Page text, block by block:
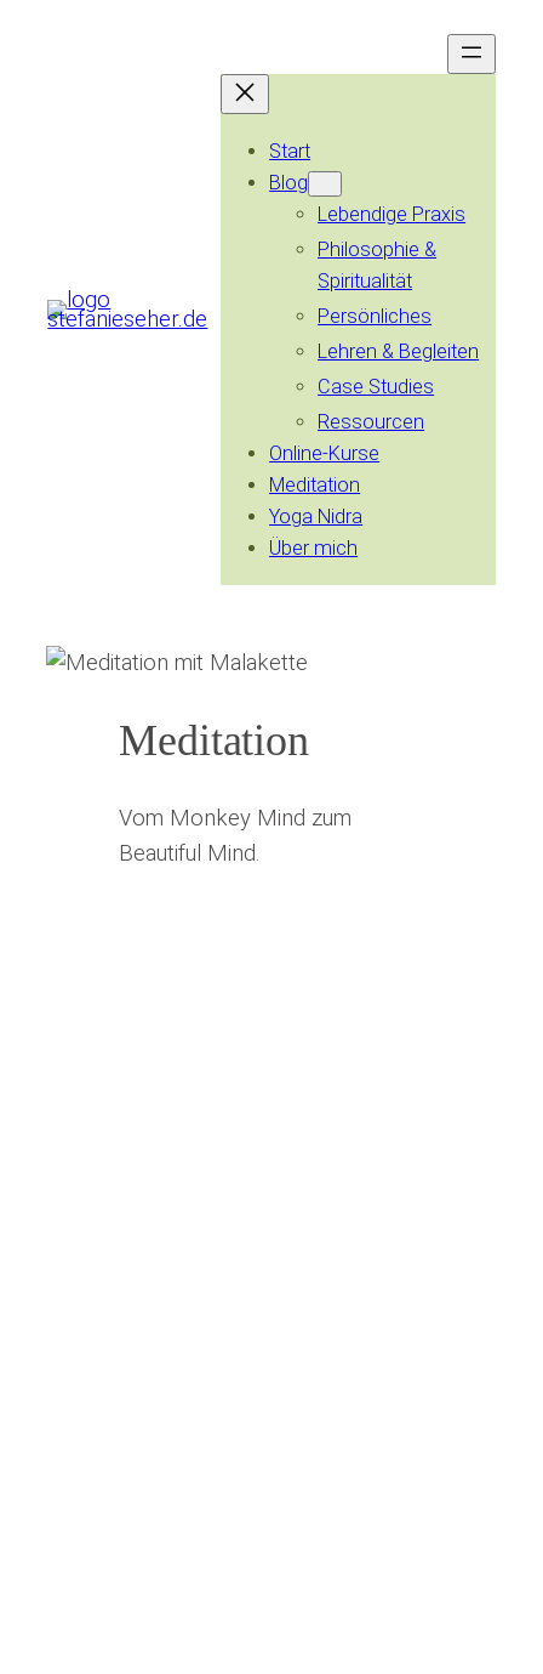
Start
Blog
Lebendige Praxis
Philosophie &
Spiritualität
Persönliches
Lehren & Begleiten
Case Studies
Ressourcen
Online-Kurse
Meditation
Yoga Nidra
Über mich
Meditation
Vom Monkey Mind zum
Beautiful Mind.